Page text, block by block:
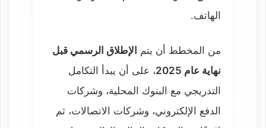
الهاتف.
من المخطط أن يتم الإطلاق الرسمي قبل
نهاية عام 2025
، على أن يبدأ التكامل
التدريجي مع البنوك المحلية، وشركات
الدفع الإلكتروني، وشركات الاتصالات، ثم